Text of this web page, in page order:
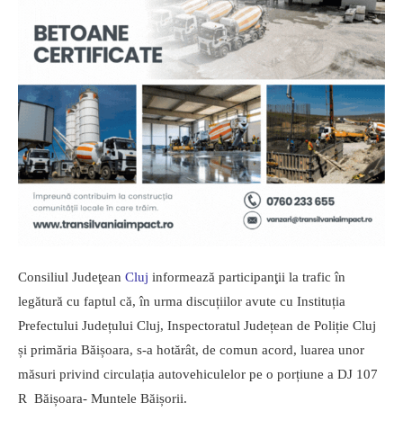
Consiliul Judeţean Cluj informează participanţii la trafic în
legătură cu faptul că, în urma discuțiilor avute cu Instituția
Prefectului Județului Cluj, Inspectoratul Județean de Poliție Cluj
și primăria Băișoara, s-a hotărât, de comun acord, luarea unor
măsuri privind circulația autovehiculelor pe o porțiune a DJ 107
R Băișoara- Muntele Băișorii.